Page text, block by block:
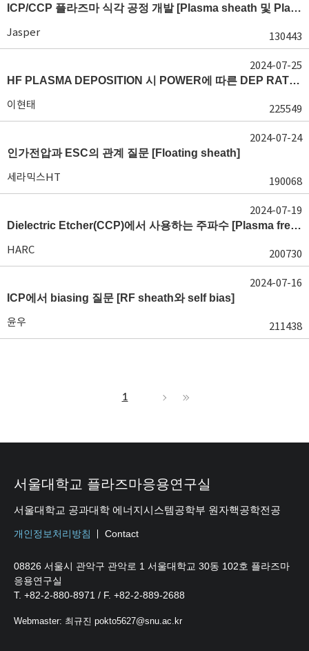
ICP/CCP 플라즈마 식각 공정 개발 [Plasma sheath 및 Plasma generation]
Jasper 130443
HF PLASMA DEPOSITION 시 POWER에 따른 DEP RATE 변화 [장비 플라즈마, Rate constant]
이현태 225549
2024-07-25
인가전압과 ESC의 관계 질문 [Floating sheath]
세라믹스HT 190068
2024-07-24
Dielectric Etcher(CCP)에서 사용하는 주파수 [Plasma frequency 및 RF sheath]
HARC 200730
2024-07-19
ICP에서 biasing 질문 [RF sheath와 self bias]
윤우 211438
2024-07-16
1
서울대학교 플라즈마응용연구실
서울대학교 공과대학 에너지시스템공학부 원자핵공학전공
개인정보처리방침 Contact
08826 서울시 관악구 관악로 1 서울대학교 30동 102호 플라즈마
응용연구실
T. +82-2-880-8971 / F. +82-2-889-2688
Webmaster: 최규진 pokto5627@snu.ac.kr